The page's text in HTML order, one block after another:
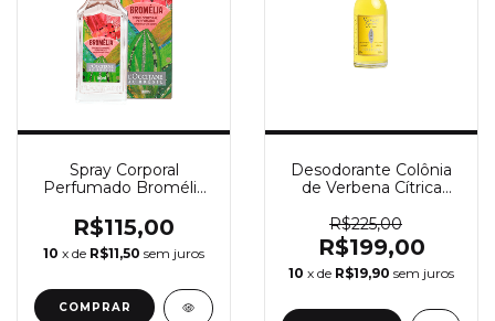
Spray Corporal
Perfumado Bromélia
Brésil
R$115,00
10 x de R$11,50 sem juros
Desodorante Colônia
de Verbena Cítrica
Provence
R$225,00
R$199,00
10 x de R$19,90 sem juros